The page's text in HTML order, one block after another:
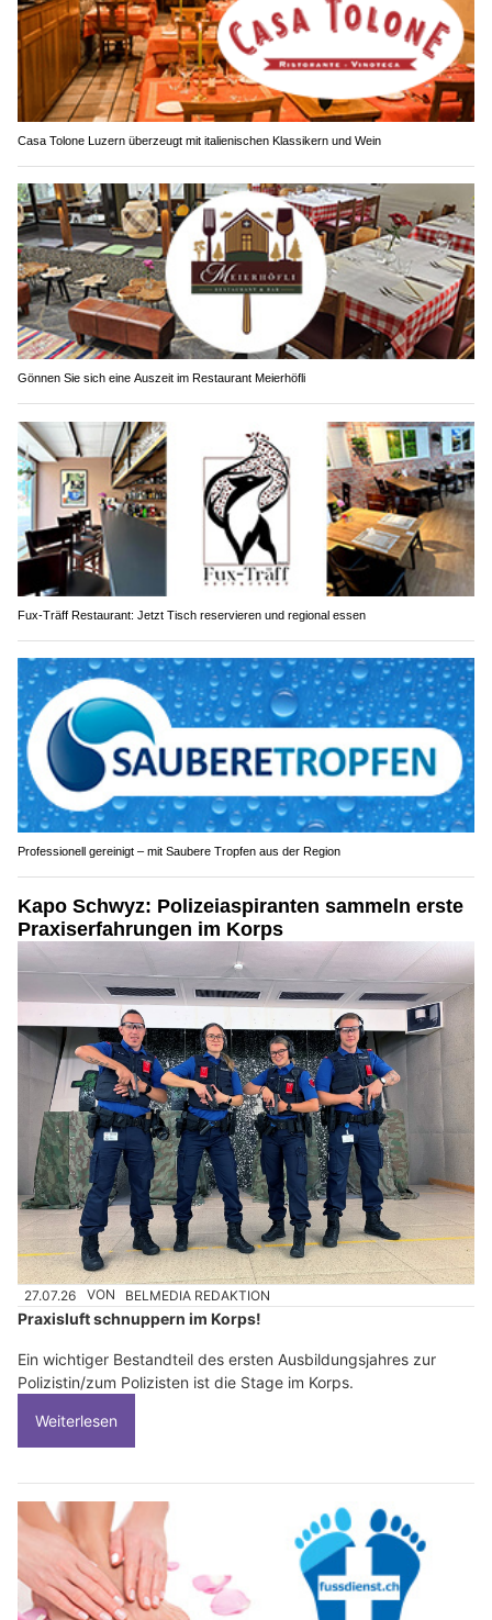
Casa Tolone Luzern überzeugt mit italienischen Klassikern und Wein
Gönnen Sie sich eine Auszeit im Restaurant Meierhöfli
Fux-Träff Restaurant: Jetzt Tisch reservieren und regional essen
Professionell gereinigt – mit Saubere Tropfen aus der Region
Kapo Schwyz: Polizeiaspiranten sammeln erste
Praxiserfahrungen im Korps
27.07.26 VON BELMEDIA REDAKTION
Praxisluft schnuppern im Korps!
Ein wichtiger Bestandteil des ersten Ausbildungsjahres zur
Polizistin/zum Polizisten ist die Stage im Korps.
Weiterlesen